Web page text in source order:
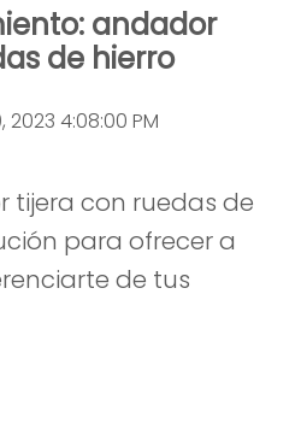
andador
de hierro
2023 4:08:00 PM
tijera con ruedas de
para ofrecer a
de tus